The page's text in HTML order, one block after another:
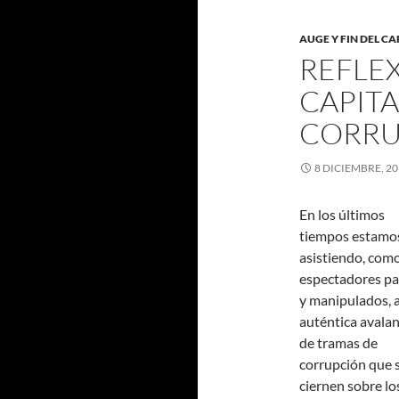
AUGE Y FIN DEL
8 DICIEMBRE,
En los últimos
tiempos
asistiendo,
espectadores
y manipulados,
auténtica
de tramas de
corrupción que
ciernen sobre